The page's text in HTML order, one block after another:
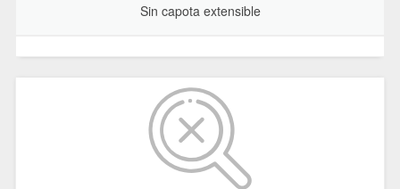
Sin capota extensible